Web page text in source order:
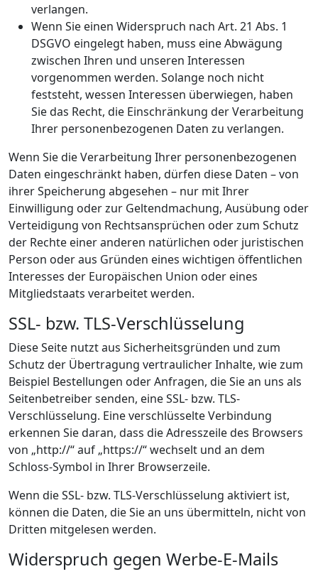
verlangen.
Wenn Sie einen Widerspruch nach Art. 21 Abs. 1
DSGVO eingelegt haben, muss eine Abwägung
zwischen Ihren und unseren Interessen
vorgenommen werden. Solange noch nicht
feststeht, wessen Interessen überwiegen, haben
Sie das Recht, die Einschränkung der Verarbeitung
Ihrer personenbezogenen Daten zu verlangen.
Wenn Sie die Verarbeitung Ihrer personenbezogenen
Daten eingeschränkt haben, dürfen diese Daten – von
ihrer Speicherung abgesehen – nur mit Ihrer
Einwilligung oder zur Geltendmachung, Ausübung oder
Verteidigung von Rechtsansprüchen oder zum Schutz
der Rechte einer anderen natürlichen oder juristischen
Person oder aus Gründen eines wichtigen öffentlichen
Interesses der Europäischen Union oder eines
Mitgliedstaats verarbeitet werden.
SSL- bzw. TLS-Verschlüsselung
Diese Seite nutzt aus Sicherheitsgründen und zum
Schutz der Übertragung vertraulicher Inhalte, wie zum
Beispiel Bestellungen oder Anfragen, die Sie an uns als
Seitenbetreiber senden, eine SSL- bzw. TLS-
Verschlüsselung. Eine verschlüsselte Verbindung
erkennen Sie daran, dass die Adresszeile des Browsers
von „http://“ auf „https://“ wechselt und an dem
Schloss-Symbol in Ihrer Browserzeile.
Wenn die SSL- bzw. TLS-Verschlüsselung aktiviert ist,
können die Daten, die Sie an uns übermitteln, nicht von
Dritten mitgelesen werden.
Widerspruch gegen Werbe-E-Mails